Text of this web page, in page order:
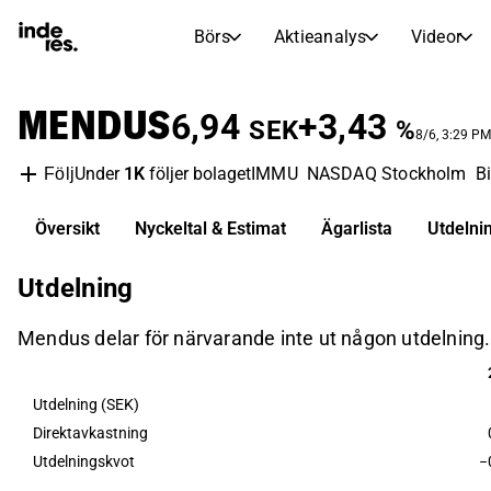
Börs Aktieanalys Videor
Börs
Utdelningskalender
Aktieanalys
inderesTV
Transkriptioner
Aktiejämförelse
Earnings Season
MENDUS6,94 SEK+3,43 %8/6, 3:29 PM
FöljUnder 1K följer bolagetIMMU NASDAQ Stockholm
Översikt Nyckeltal & Estimat Ägarlista
Utdelning
Mendus delar för närvarande inte ut någon utdelning.
Utdelning (SEK)
Direktavkastning
Utdelningskvot